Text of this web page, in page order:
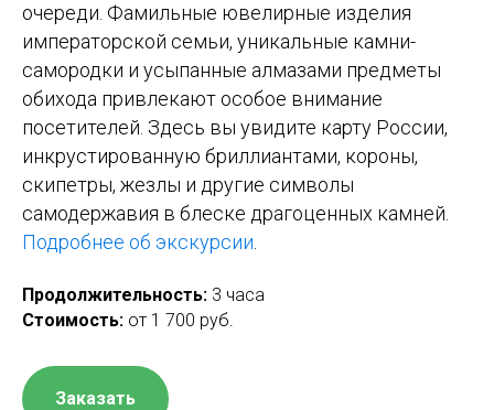
очереди. Фамильные ювелирные изделия
императорской семьи, уникальные камни-
самородки и усыпанные алмазами предметы
обихода привлекают особое внимание
посетителей. Здесь вы увидите карту России,
инкрустированную бриллиантами, короны,
скипетры, жезлы и другие символы
самодержавия в блеске драгоценных камней.
Подробнее об экскурсии
Продолжительность: 3 часа
Стоимость: от 1 700 руб.
Заказать